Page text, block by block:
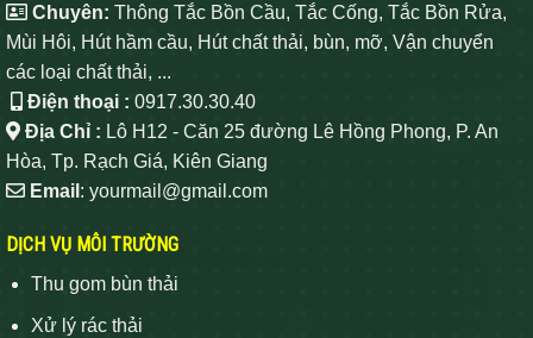
Chuyên: Thông Tắc Bồn Cầu, Tắc Cống, Tắc Bồn Rửa,
Mùi Hôi, Hút hầm cầu, Hút chất thải, bùn, mỡ, Vận chuyển
các loại chất thải, ...
Điện thoại : 0917.30.30.40
Địa Chỉ : Lô H12 - Căn 25 đường Lê Hồng Phong, P. An
Hòa, Tp. Rạch Giá, Kiên Giang
Email : yourmail@gmail.com
DỊCH VỤ MÔI TRƯỜNG
Thu gom bùn thải
Xử lý rác thải